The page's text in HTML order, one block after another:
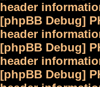
header
[phpBB Debug]
header
[phpBB Debug]
header
[phpBB Debug]